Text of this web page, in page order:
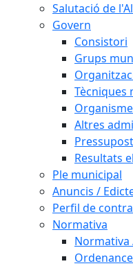
Salutació de
Govern
Consistori
Grups
Tècniques
Altres
Resultats
Ple municipal
Anuncis /
Perfil de
Normativa
Normativa